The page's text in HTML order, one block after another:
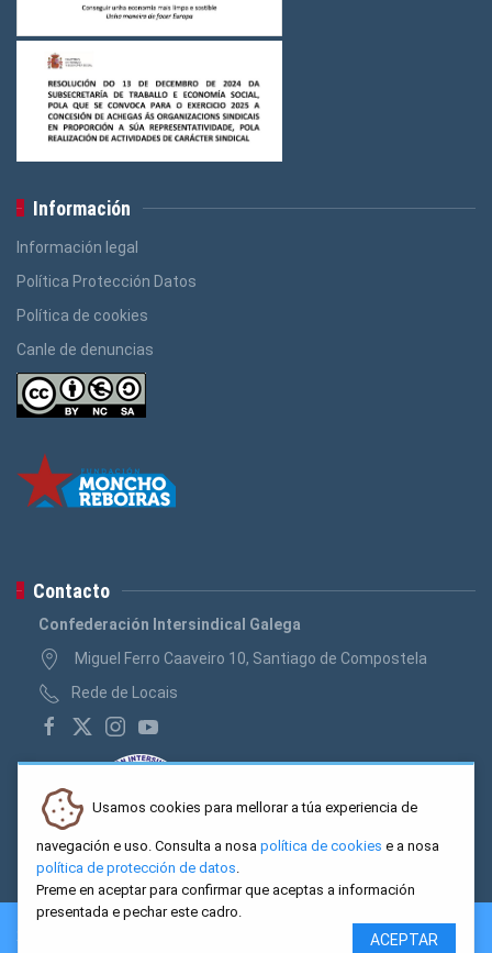
Información
Información legal
Política Protección Datos
Política de cookies
Canle de denuncias
Contacto
Confederación Intersindical Galega
Miguel Ferro Caaveiro 10, Santiago de Compostela
Rede de Locais
2026 CIG. Confederación Intersindical Galega - Miguel Ferro
Usamos cookies para mellorar a túa experiencia de
navegación e uso. Consulta a nosa política de cookies e a nosa
política de protección de datos.
Preme en aceptar para confirmar que aceptas a información
presentada e pechar este cadro.
ACEPTAR